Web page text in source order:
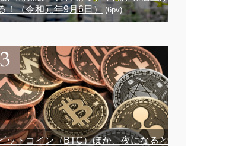
！（令和元年9月6日） (6pv)
ットコイン（BTC）ほか、夜になると